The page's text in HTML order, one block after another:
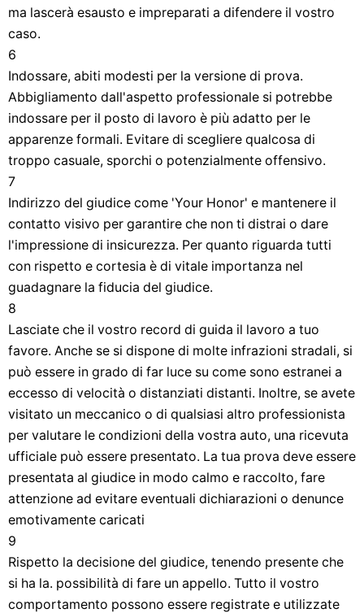
ma lascerà esausto e impreparati a difendere il vostro
caso.
6
Indossare, abiti modesti per la versione di prova.
Abbigliamento dall'aspetto professionale si potrebbe
indossare per il posto di lavoro è più adatto per le
apparenze formali. Evitare di scegliere qualcosa di
troppo casuale, sporchi o potenzialmente offensivo.
7
Indirizzo del giudice come 'Your Honor' e mantenere il
contatto visivo per garantire che non ti distrai o dare
l'impressione di insicurezza. Per quanto riguarda tutti
con rispetto e cortesia è di vitale importanza nel
guadagnare la fiducia del giudice.
8
Lasciate che il vostro record di guida il lavoro a tuo
favore. Anche se si dispone di molte infrazioni stradali, si
può essere in grado di far luce su come sono estranei a
eccesso di velocità o distanziati distanti. Inoltre, se avete
visitato un meccanico o di qualsiasi altro professionista
per valutare le condizioni della vostra auto, una ricevuta
ufficiale può essere presentato. La tua prova deve essere
presentata al giudice in modo calmo e raccolto, fare
attenzione ad evitare eventuali dichiarazioni o denunce
emotivamente caricati
9
Rispetto la decisione del giudice, tenendo presente che
si ha la. possibilità di fare un appello. Tutto il vostro
comportamento possono essere registrate e utilizzate